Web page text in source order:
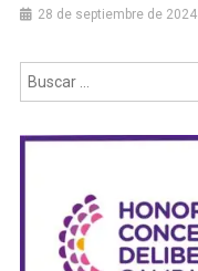
28 de septiembre de 2024